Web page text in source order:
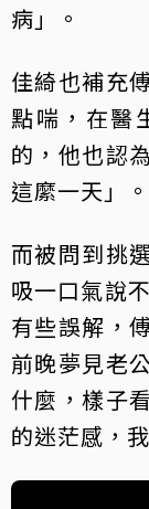
病」。
佳綺也補充
點喘，在醫
的，他也認
這縻一天」。
而被問到挑
吸一口氣說
有些誤解，
前晚夢見老
什麼，樣子
的迷茫感，